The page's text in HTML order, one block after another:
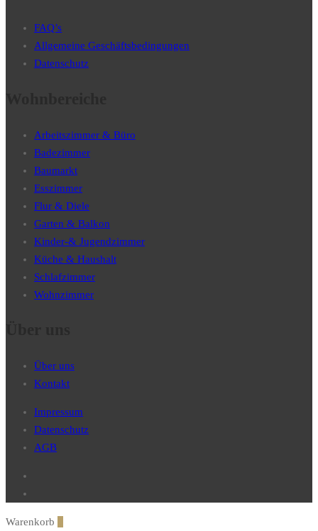
FAQ’s
Allgemeine Geschäftsbedingungen
Datenschutz
Arbeitszimmer & Büro
Badezimmer
Baumarkt
Esszimmer
Flur & Diele
Garten & Balkon
Kinder-& Jugendzimmer
Küche & Haushalt
Schlafzimmer
Wohnzimmer
Über uns
Kontakt
Impressum
Datenschutz
AGB
Warenkorb